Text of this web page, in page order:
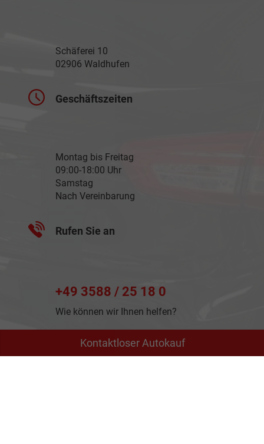
Kontaktloser Autokauf
Schäferei 10
02906 Waldhufen
Geschäftszeiten
Montag bis Freitag
09:00-18:00 Uhr
Samstag
Nach Vereinbarung
Rufen Sie an
+49 3588 / 25 18 0
Wie können wir Ihnen helfen?